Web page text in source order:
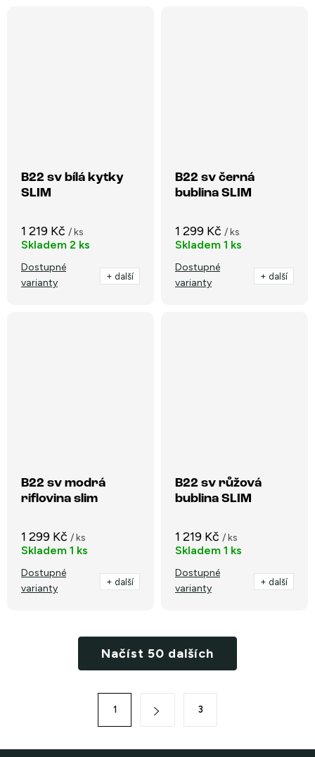
B22 sv bílá kytky
SLIM
1 219 Kč / ks
Skladem 2 ks
Dostupné
varianty
+ další
B22 sv černá
bublina SLIM
1 299 Kč / ks
Skladem 1 ks
Dostupné
varianty
+ další
B22 sv modrá
riflovina slim
1 299 Kč / ks
Skladem 1 ks
Dostupné
varianty
+ další
B22 sv růžová
bublina SLIM
1 219 Kč / ks
Skladem 1 ks
Dostupné
varianty
+ další
Načíst 50 dalších
1 3